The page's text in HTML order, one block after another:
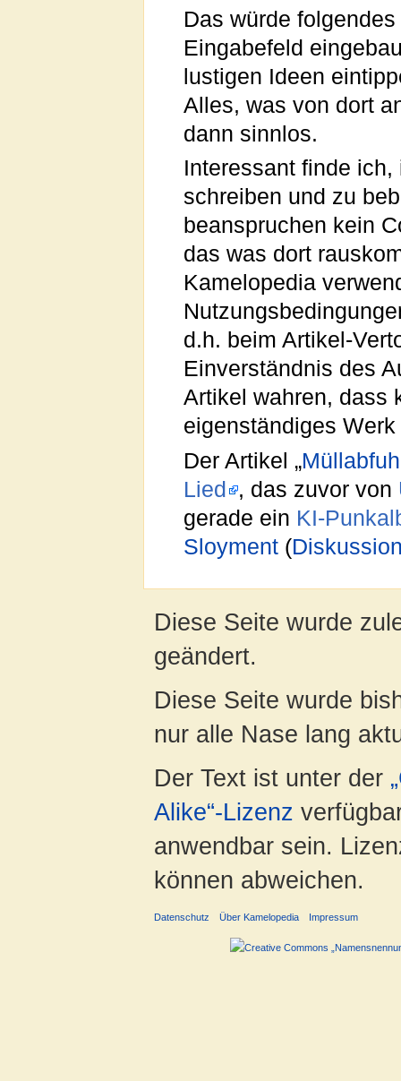
Das würde
Eingabefeld
lustigen Ideen
Alles, was von dort
dann sinnlos.
Interessant finde
schreiben und zu
beanspruchen kein
das was dort
Kamelopedia
d.h. beim Artikel-
Einverständnis des
Artikel wahren, dass
eigenständiges
Der Artikel „
Lied , das zuvor von
gerade ein KI-
Sloyment (
Diese Seite wurde
geändert.
Diese Seite wurde
nur alle Nase lang
Der Text ist unter der
Alike“-Lizenz
anwendbar sein.
können abweichen.
Datenschutz Über Kamelopedia Impressum